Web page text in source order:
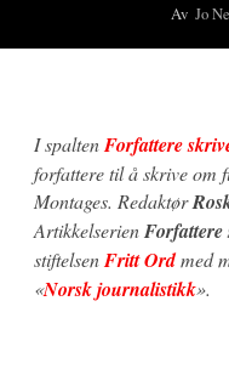
Av Jo
I spaltenForfattere
forfattere til å skrive om
Montages. Redaktør
Artikkelserien
stiftelsenFritt Ordmed
«Norsk journalistikk».